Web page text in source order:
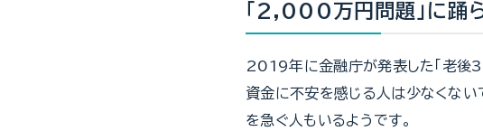
「2,000万円問題」に踊
2019年に金融庁が発表した「老後
資金に不安を感じる人は少なくない
を急ぐ人もいるようです。